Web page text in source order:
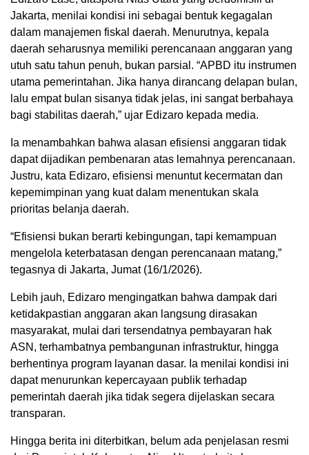
Jakarta, menilai kondisi ini sebagai bentuk kegagalan
dalam manajemen fiskal daerah. Menurutnya, kepala
daerah seharusnya memiliki perencanaan anggaran yang
utuh satu tahun penuh, bukan parsial. “APBD itu instrumen
utama pemerintahan. Jika hanya dirancang delapan bulan,
lalu empat bulan sisanya tidak jelas, ini sangat berbahaya
bagi stabilitas daerah,” ujar Edizaro kepada media.
Ia menambahkan bahwa alasan efisiensi anggaran tidak
dapat dijadikan pembenaran atas lemahnya perencanaan.
Justru, kata Edizaro, efisiensi menuntut kecermatan dan
kepemimpinan yang kuat dalam menentukan skala
prioritas belanja daerah.
“Efisiensi bukan berarti kebingungan, tapi kemampuan
mengelola keterbatasan dengan perencanaan matang,”
tegasnya di Jakarta, Jumat (16/1/2026).
Lebih jauh, Edizaro mengingatkan bahwa dampak dari
ketidakpastian anggaran akan langsung dirasakan
masyarakat, mulai dari tersendatnya pembayaran hak
ASN, terhambatnya pembangunan infrastruktur, hingga
berhentinya program layanan dasar. Ia menilai kondisi ini
dapat menurunkan kepercayaan publik terhadap
pemerintah daerah jika tidak segera dijelaskan secara
transparan.
Hingga berita ini diterbitkan, belum ada penjelasan resmi